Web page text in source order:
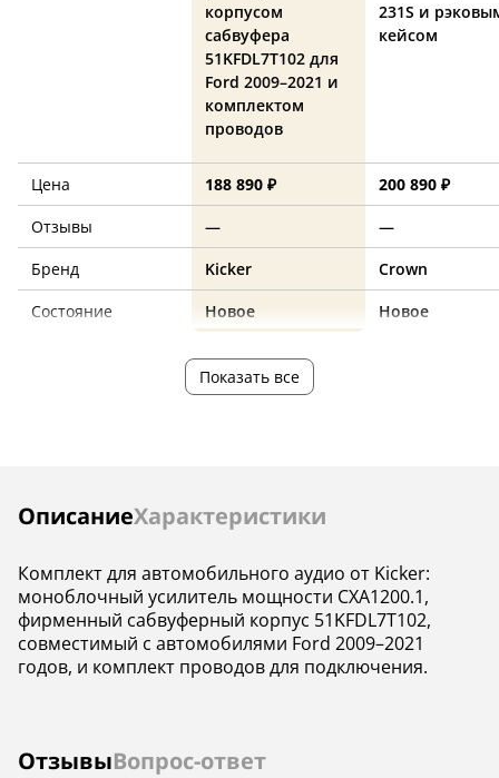
корпусом
сабвуфера
51KFDL7T102 для
Ford 2009–2021 и
комплектом
проводов
231S и
кейсом
Цена 188 890 ₽
200 890 ₽
Отзывы
—
—
Бренд
Kicker
Crown
Состояние
Новое Новое
Показать все
ОписаниеХарактеристики
Инструкции
Комплект для автомобильного аудио от Kicker:
моноблочный усилитель мощности CXA1200.1,
фирменный сабвуферный корпус 51KFDL7T102,
совместимый с автомобилями Ford 2009–2021
годов, и комплект проводов для подключения.
ОтзывыВопрос-ответ